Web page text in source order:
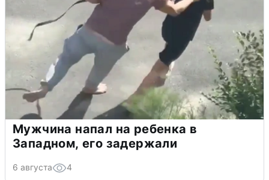
Мужчина напал на ребенка в
Западном, его задержали
6 августа 4